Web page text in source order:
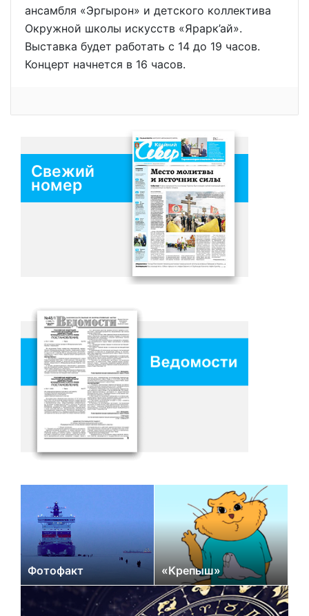
ансамбля «Эргырон» и детского коллектива
Окружной школы искусств «Ярарк’ай».
Выставка будет работать с 14 до 19 часов.
Концерт начнется в 16 часов.
Свежий
номер
Фотофакт «Крепыш»